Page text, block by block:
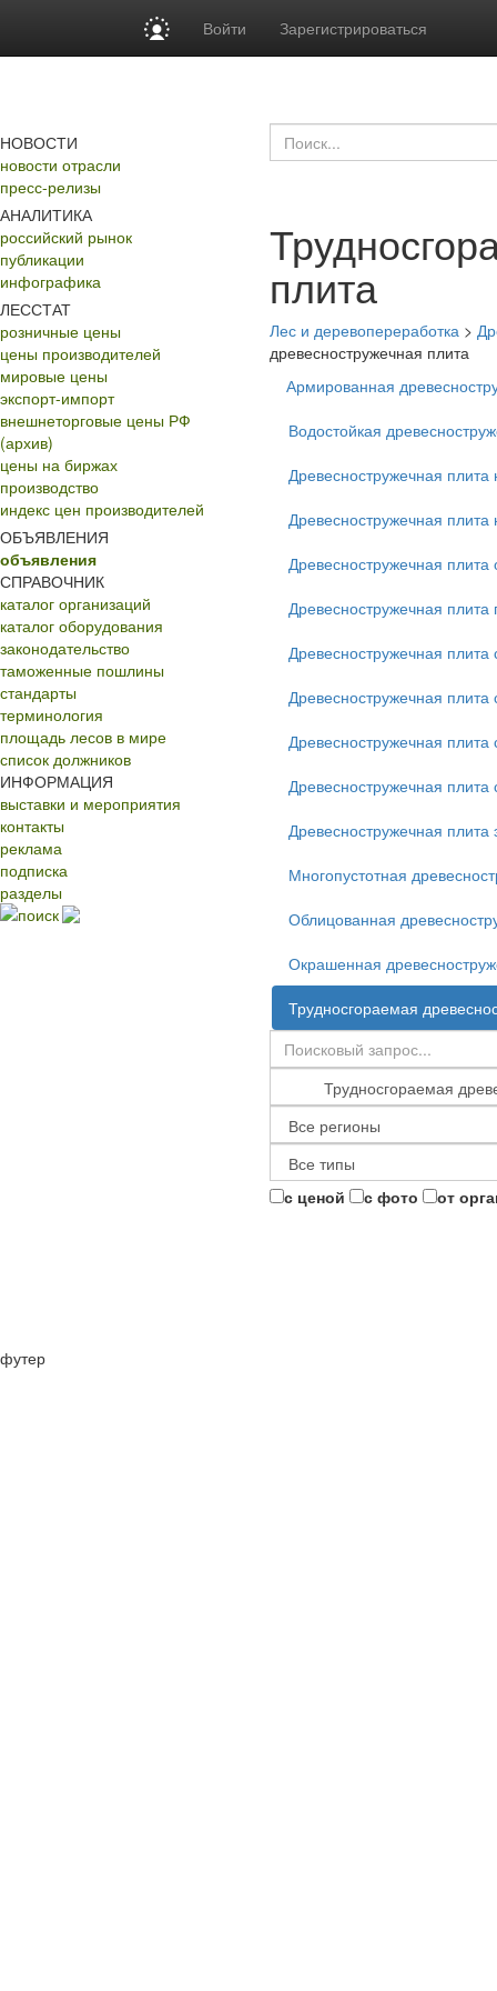
Войти Зарегистрироваться
НОВОСТИ
новости отрасли
пресс-релизы
АНАЛИТИКА
российский рынок
публикации
инфографика
ЛЕССТАТ
розничные цены
цены производителей
мировые цены
экспорт-импорт
внешнеторговые цены РФ
(архив)
цены на биржах
производство
индекс цен производителей
ОБЪЯВЛЕНИЯ
объявления
СПРАВОЧНИК
каталог организаций
каталог оборудования
законодательство
таможенные пошлины
стандарты
терминология
площадь лесов в мире
список должников
ИНФОРМАЦИЯ
выставки и мероприятия
контакты
реклама
подписка
разделы
поиск
плита
Лес и деревопереработка >
древесностружечная плита
Армированная
Водостойкая
Древесностружечная
Древесностружечная
Древесностружечная плита
Древесностружечная плита
Древесностружечная
Древесностружечная плита
Древесностружечная
Древесностружечная
Древесностружечная плита
Многопустотная
Облицованная
Окрашенная
Трудносгораемая
с ценой с фото от
футер